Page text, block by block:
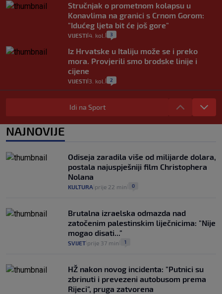
Stručnjak o prometnom kolapsu u
Konavlima na granici s Crnom Gorom:
"Idućeg ljeta bit će još gore"
VIJESTI 4. kol. 3
Iz Hrvatske u Italiju može se i preko
mora. Provjerili smo brodske linije i
cijene
VIJESTI 3. kol. 2
Uzgajivač objasnio zašto kilogram
rajčica košta deset eura: "Nećete ih
vidjeti na akcijama u trgovinama"
8
Evo aktualnih cijena i nekoliko savjeta
da prođe što lakše i jeftinije
VIJESTI | 0
Idi na Sport
NAJNOVIJE
Odiseja zaradila više od milijarde dolara,
postala najuspješniji film Christophera
Nolana
KULTURA prije 22 min 0
Brutalna izraelska odmazda nad
zatočenim palestinskim liječnicima: "Nije
mogao disati..."
SVIJET prije 37 min 1
HŽ nakon novog incidenta: "Putnici su
zbrinuti i prevezeni autobusom prema
Rijeci", pruga zatvorena